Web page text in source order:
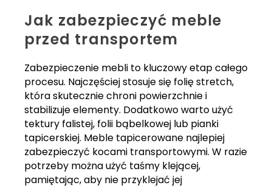
Jak zabezpieczyć meble
przed transportem
Zabezpieczenie mebli to kluczowy etap całego
procesu. Najczęściej stosuje się folię stretch,
która skutecznie chroni powierzchnie i
stabilizuje elementy. Dodatkowo warto użyć
tektury falistej, folii bąbelkowej lub pianki
tapicerskiej. Meble tapicerowane najlepiej
zabezpieczyć kocami transportowymi. W razie
potrzeby można użyć taśmy klejącej,
pamiętając, aby nie przyklejać jej